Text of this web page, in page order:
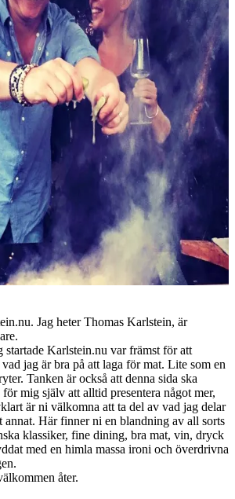
Jag heter Thomas Karlstein, är
Karlstein.nu var främst för att
jag är bra på att laga för mat. Lite som en
Tanken är också att denna sida ska
mig själv att alltid presentera något mer,
är ni välkomna att ta del av vad jag delar
Här finner ni en blandning av all sorts
klassiker, fine dining, bra mat, vin, dryck
med en himla massa ironi och överdrivna
åter.